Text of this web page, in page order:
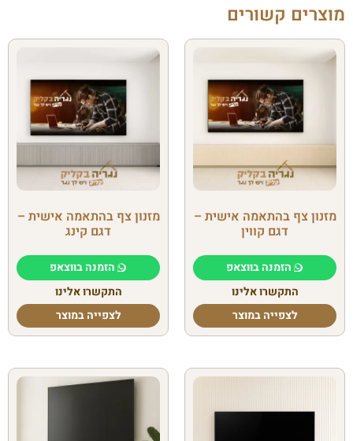
מוצרים קשורים
מזנון צף בהתאמה אישית –
דגם קווין
הזמנה בווצאפ
התקשרו אלינו
לצפייה במוצר
מזנון צף בהתאמה אישית –
דגם קינג
הזמנה בווצאפ
התקשרו אלינו
לצפייה במוצר